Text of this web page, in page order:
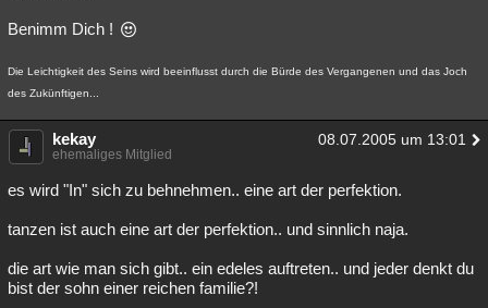
Benimm Dich !
Die Leichtigkeit des Seins wird beeinflusst durch die Bürde des Vergangenen und das Joch
des Zukünftigen...
kekay 08.07.2005 um 13:01
ehemaliges Mitglied
es wird "In" sich zu behnehmen.. eine art der perfektion.
tanzen ist auch eine art der perfektion.. und sinnlich naja.
die art wie man sich gibt.. ein edeles auftreten.. und jeder denkt du
bist der sohn einer reichen familie?!